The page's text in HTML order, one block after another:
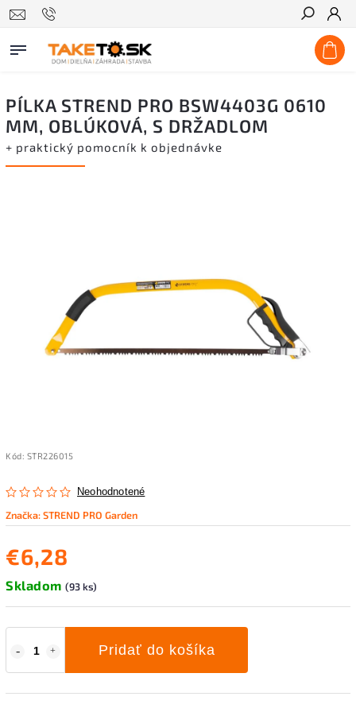
Hľadať
PÍLKA STREND PRO BSW4403G 0610
MM, OBLÚKOVÁ, S DRŽADLOM
+ praktický pomocník k objednávke
Kód: STR226015
Neohodnotené
Značka:STREND PRO Garden
€6,28
Skladom (93 ks)
Pridať do košíka